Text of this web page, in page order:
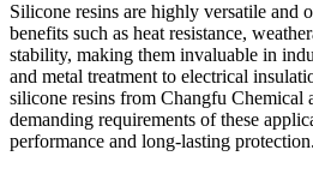
Silicone resins are highly versatile and
benefits such as heat resistance,
stability, making them invaluable in
and metal treatment to electrical
silicone resins from Changfu Chemical
demanding requirements of these
performance and long-lasting protection.